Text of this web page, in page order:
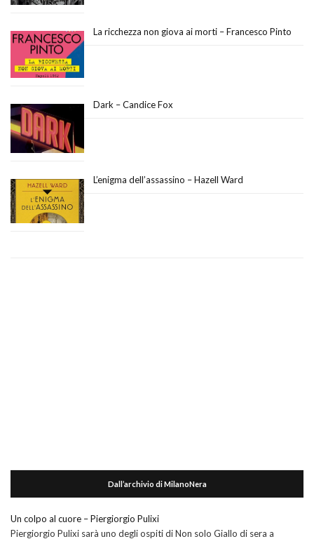
La ricchezza non giova ai morti – Francesco Pinto
Dark – Candice Fox
L’enigma dell’assassino – Hazell Ward
Dall’archivio di MilanoNera
Un colpo al cuore – Piergiorgio Pulixi
Piergiorgio Pulixi sarà uno degli ospiti di Non solo Giallo di sera a